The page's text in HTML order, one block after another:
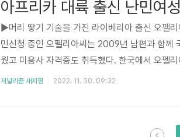
자..
아프리카 대륙 출신 난민여
▶머리 땋기 기술을 가진 라이베리아 출신 오펠
민신청 중인 오펠리아씨는 2009년 남편과 함께
웠고 미용사 자격증도 취득했다. 한국에서 오펠
오다, 2012년 드디어 자신의 미용실을 오픈했다.
벌금을 내야 한다고 경고했다. 오펠리아씨는 미
저널리즘 새지평 2022. 11. 30. 09:32